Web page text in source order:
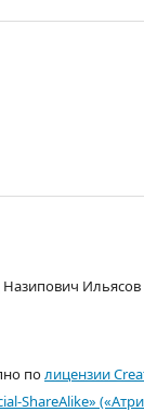
Назипович Ильясов
полицензии
ShareAlike»